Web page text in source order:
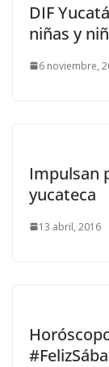
DIF
niñas y
6 noviembre,
Impulsan
yucateca
13 abril, 2016